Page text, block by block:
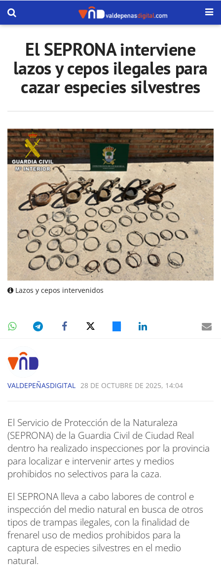
El SEPRONA interviene
lazos y cepos ilegales para
cazar especies silvestres
Lazos y cepos intervenidos
VALDEPEÑASDIGITAL 28 DE OCTUBRE DE 2025, 14:04
El Servicio de Protección de la Naturaleza
(SEPRONA) de la Guardia Civil de Ciudad Real
dentro ha realizado inspecciones por la provincia
para localizar e intervenir artes y medios
prohibidos no selectivos para la caza.
El SEPRONA lleva a cabo labores de control e
inspección del medio natural en busca de otros
tipos de trampas ilegales, con la finalidad de
frenarel uso de medios prohibidos para la
captura de especies silvestres en el medio
natural.